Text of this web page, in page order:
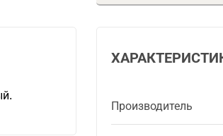
Производитель